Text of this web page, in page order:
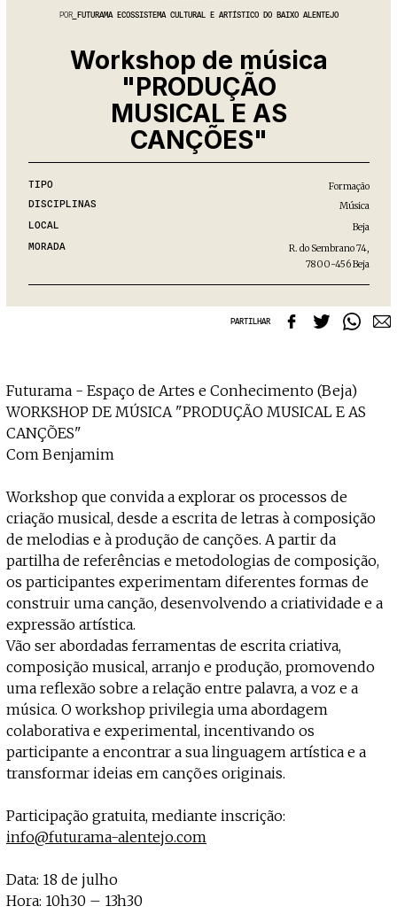
Estatuto Editorial
Política de privacidade
Política de privacidade - App
Coffeelabs Cursos curtos
o Coffeepaste e ajuda-nos a chegar mais longe.Mantém viva a cultura independente —
Apoiar
POR FUTURAMA ECOSSISTEMA CULTURAL E ARTÍSTICO DO BAIXO ALENTEJO
Workshop de música
"PRODUÇÃO
MUSICAL E AS
CANÇÕES"
TIPO Formação
DISCIPLINAS Música
LOCAL Beja
MORADA
R. do Sembrano 74,
7800-456 Beja
PARTILHAR
Futurama - Espaço de Artes e Conhecimento (Beja)
WORKSHOP DE MÚSICA "PRODUÇÃO MUSICAL E AS
CANÇÕES"
Com Benjamim
Workshop que convida a explorar os processos de
criação musical, desde a escrita de letras à composição
de melodias e à produção de canções. A partir da
partilha de referências e metodologias de composição,
os participantes experimentam diferentes formas de
construir uma canção, desenvolvendo a criatividade e a
expressão artística.
Vão ser abordadas ferramentas de escrita criativa,
composição musical, arranjo e produção, promovendo
uma reflexão sobre a relação entre palavra, a voz e a
música. O workshop privilegia uma abordagem
colaborativa e experimental, incentivando os
participante a encontrar a sua linguagem artística e a
transformar ideias em canções originais.
Participação gratuita, mediante inscrição:
info@futurama-alentejo.com
Data: 18 de julho
Hora: 10h30 – 13h30